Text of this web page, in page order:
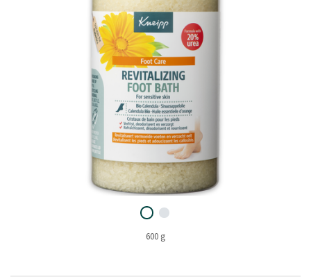
600 g